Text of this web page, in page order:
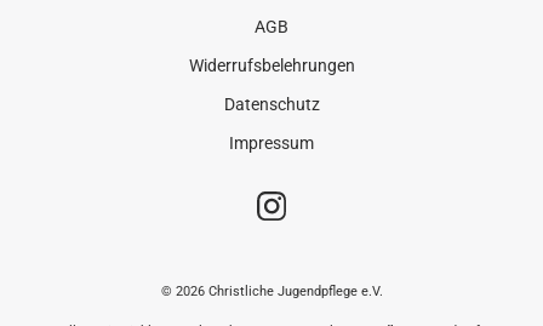
AGB
Widerrufsbelehrungen
Datenschutz
Impressum
© 2026 Christliche Jugendpflege e.V.